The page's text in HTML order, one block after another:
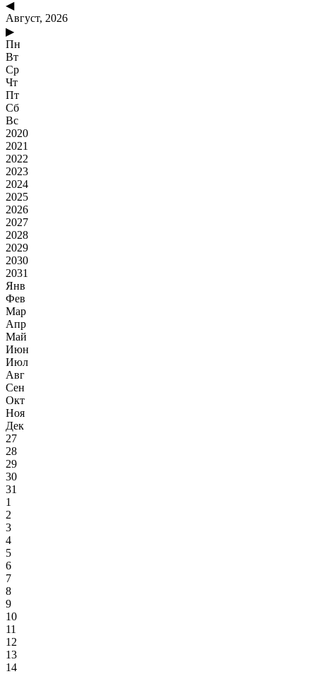
◀
Август, 2026
▶
Пн
Вт
Ср
Чт
Пт
Сб
Вс
2020
2021
2022
2023
2024
2025
2026
2027
2028
2029
2030
2031
Янв
Фев
Мар
Апр
Май
Июн
Июл
Авг
Сен
Окт
Ноя
Дек
27
28
29
30
31
1
2
3
4
5
6
7
8
9
10
11
12
13
14